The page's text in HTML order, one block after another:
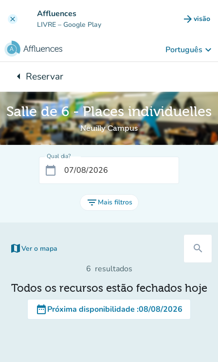
clear Affluences
LIVRE – Google Play arrow_forward visão
(novo
Português keyboard_arrow_down
arrow_leftVoltar para:
Reservar
Salle de 6 - Places individuelles
Neuilly Campus
Qual dia?
calendar_today
filter_list Mais filtros
map Ver o mapa search
6 resultados
Todos os recursos estão fechados hoje
date_rangePróxima disponibilidade :08/08/2026